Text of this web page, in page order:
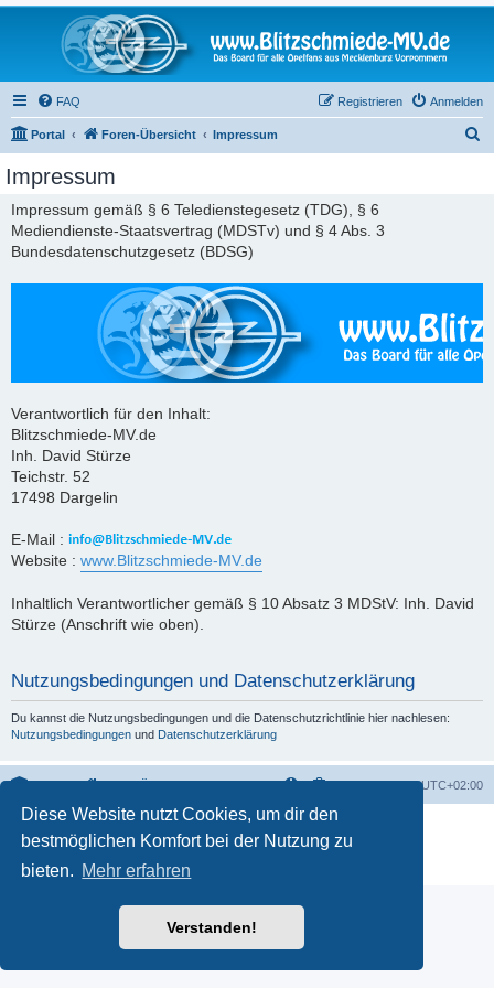
Diese Website nutzt Cookies, um dir den
bestmöglichen Komfort bei der Nutzung zu
bieten. Mehr erfahren
Verstanden!
FAQ Anmelden
Registrieren
Portal Foren-Übersicht Impressum
Impressum
Impressum gemäß § 6 Teledienstegesetz (TDG), § 6
Mediendienste-Staatsvertrag (MDSTv) und § 4 Abs. 3
Bundesdatenschutzgesetz (BDSG)
Verantwortlich für den Inhalt:
Blitzschmiede-MV.de
Inh. David Stürze
Teichstr. 52
17498 Dargelin
E-Mail :
Website : www.Blitzschmiede-MV.de
Inhaltlich Verantwortlicher gemäß § 10 Absatz 3 MDStV: Inh. David
Stürze (Anschrift wie oben).
Nutzungsbedingungen und Datenschutzerklärung
Du kannst die Nutzungsbedingungen und die Datenschutzrichtlinie hier nachlesen:
Nutzungsbedingungen und Datenschutzerklärung
Alle Zeiten sindUTC+02:00
Powered byphpBB ® Forum Software © phpBB Limited
Deutsche Übersetzung durchphpBB.de
Datenschutz